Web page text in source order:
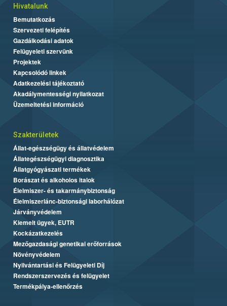
Hivatalunk
Bemutatkozás
Szervezeti felépítés
Gazdálkodási adatok
Felügyeleti szervünk
Projektek
Kapcsolódó linkek
Adatkezelési tájékoztató
Akadálymentességi nyilatkozat
Üzemeltetési információ
Szakterületek
Állat-egészségügy és állatvédelem
Állategészségügyi diagnosztika
Állatgyógyászati termékek
Borászat és alkoholos italok
Élelmiszer- és takarmánybiztonság
Élelmiszerlánc-biztonsági laborhálózat
Járványvédelem
Kiemelt ügyek, EUTR
Kockázatkezelés
Mezőgazdasági genetikai erőforrások
Növényvédelem
Nyilvántartási és Felügyeleti Díj
Rendszerszervezés és felügyelet
Termékpálya-ellenőrzés